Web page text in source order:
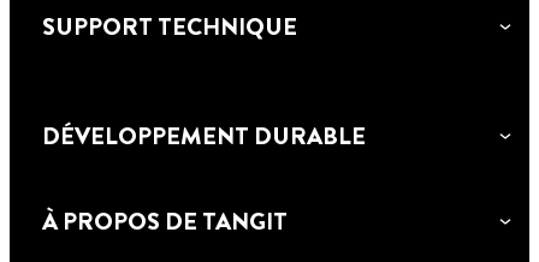
SUPPORT TECHNIQUE
DÉVELOPPEMENT DURABLE
À PROPOS DE TANGIT